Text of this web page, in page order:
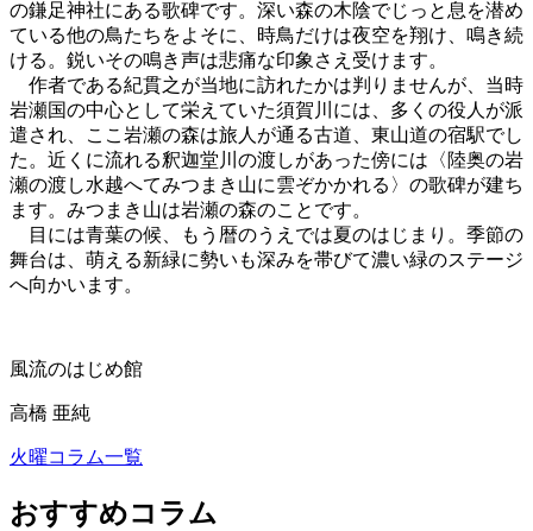
の鎌足神社にある歌碑です。深い森の木陰でじっと息を潜め
ている他の鳥たちをよそに、時鳥だけは夜空を翔け、鳴き続
ける。鋭いその鳴き声は悲痛な印象さえ受けます。
作者である紀貫之が当地に訪れたかは判りませんが、当時
岩瀬国の中心として栄えていた須賀川には、多くの役人が派
遣され、ここ岩瀬の森は旅人が通る古道、東山道の宿駅でし
た。近くに流れる釈迦堂川の渡しがあった傍には〈陸奥の岩
瀬の渡し水越へてみつまき山に雲ぞかかれる〉の歌碑が建ち
ます。みつまき山は岩瀬の森のことです。
目には青葉の候、もう暦のうえでは夏のはじまり。季節の
舞台は、萌える新緑に勢いも深みを帯びて濃い緑のステージ
へ向かいます。
風流のはじめ館
高橋 亜純
火曜コラム一覧
おすすめコラム